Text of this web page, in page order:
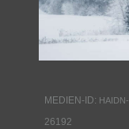
WIR
MEDIEN-ID:
26192